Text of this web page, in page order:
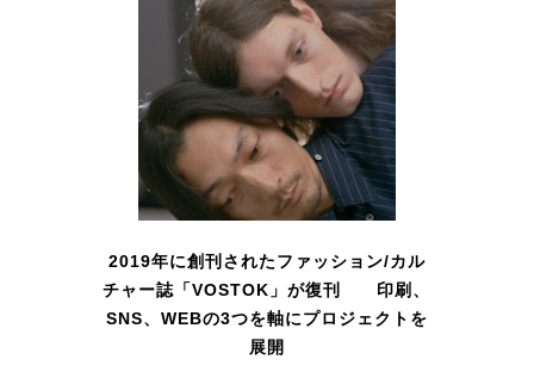
2019年に創刊されたファッション/カル
チャー誌「VOSTOK」が復刊 印刷、
SNS、WEBの3つを軸にプロジェクトを
展開